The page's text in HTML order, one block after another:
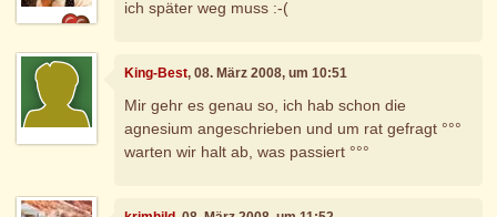
ich später weg muss :-(
King-Best, 08. März 2008, um 10:51
Mir gehr es genau so, ich hab schon die
agnesium angeschrieben und um rat gefragt °°°
warten wir halt ab, was passiert °°°